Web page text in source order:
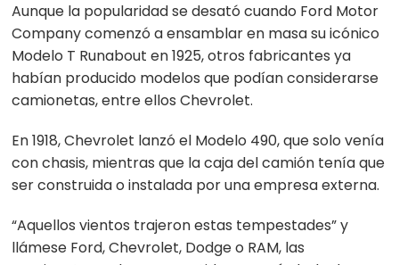
Aunque la popularidad se desató cuando Ford Motor
Company comenzó a ensamblar en masa su icónico
Modelo T Runabout en 1925, otros fabricantes ya
habían producido modelos que podían considerarse
camionetas, entre ellos Chevrolet.
En 1918, Chevrolet lanzó el Modelo 490, que solo venía
con chasis, mientras que la caja del camión tenía que
ser construida o instalada por una empresa externa.
“Aquellos vientos trajeron estas tempestades” y
llámese Ford, Chevrolet, Dodge o RAM, las